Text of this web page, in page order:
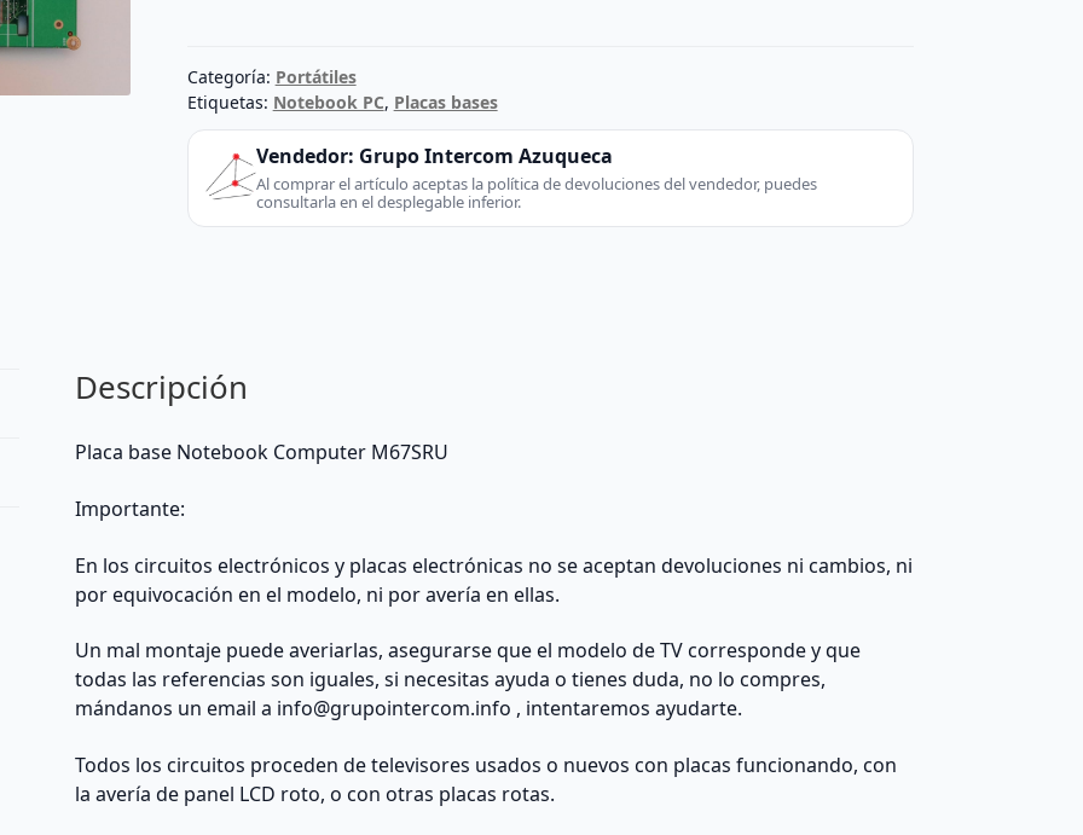
M67SRU
cantidad
Categoría: Portátiles
Etiquetas: Notebook PC, Placas bases
Vendedor: Grupo Intercom Azuqueca
Al comprar el artículo aceptas la política de devoluciones del vendedor, puedes
consultarla en el desplegable inferior.
Descripción
Placa base Notebook Computer M67SRU
Importante:
En los circuitos electrónicos y placas electrónicas no se aceptan devoluciones ni cambios, ni
por equivocación en el modelo, ni por avería en ellas.
Un mal montaje puede averiarlas, asegurarse que el modelo de TV corresponde y que
todas las referencias son iguales, si necesitas ayuda o tienes duda, no lo compres,
mándanos un email a info@grupointercom.info , intentaremos ayudarte.
Todos los circuitos proceden de televisores usados o nuevos con placas funcionando, con
la avería de panel LCD roto, o con otras placas rotas.